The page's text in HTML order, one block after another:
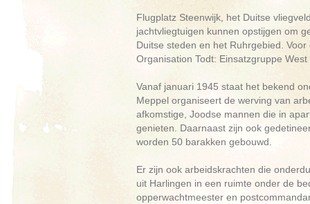
Flugplatz Steenwijk, het Duitse
jachtvliegtuigen kunnen opstijgen om
Duitse steden en het Ruhrgebied.
Organisation Todt: Einsatzgruppe
Vanaf januari 1945 staat het bekend
Meppel organiseert de werving van
afkomstige, Joodse mannen die in
genieten. Daarnaast zijn ook
worden 50 barakken gebouwd.
Er zijn ook arbeidskrachten die
uit Harlingen in een ruimte onder de
opperwachtmeester en